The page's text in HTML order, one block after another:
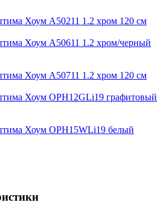
Хоум A50211 1.2 хром 120 см
Хоум A50611 1.2 хром/черный
Хоум A50711 1.2 хром 120 см
Хоум OPH12GLi19 графитовый
Хоум OPH15WLi19 белый